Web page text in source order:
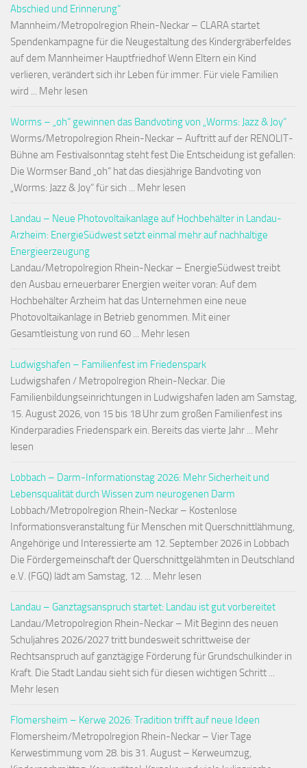
Abschied und Erinnerung“
Mannheim/Metropolregion Rhein-Neckar – CLARA startet
Spendenkampagne für die Neugestaltung des Kindergräberfeldes
auf dem Mannheimer Hauptfriedhof Wenn Eltern ein Kind
verlieren, verändert sich ihr Leben für immer. Für viele Familien
wird ... Mehr lesen
Worms – „oh“ gewinnen das Bandvoting von „Worms: Jazz & Joy“
Worms/Metropolregion Rhein-Neckar – Auftritt auf der RENOLIT-
Bühne am Festivalsonntag steht fest Die Entscheidung ist gefallen:
Die Wormser Band „oh“ hat das diesjährige Bandvoting von
„Worms: Jazz & Joy“ für sich ... Mehr lesen
Landau – Neue Photovoltaikanlage auf Hochbehälter in Landau-
Arzheim: EnergieSüdwest setzt einmal mehr auf nachhaltige
Energieerzeugung
Landau/Metropolregion Rhein-Neckar – EnergieSüdwest treibt
den Ausbau erneuerbarer Energien weiter voran: Auf dem
Hochbehälter Arzheim hat das Unternehmen eine neue
Photovoltaikanlage in Betrieb genommen. Mit einer
Gesamtleistung von rund 60 ... Mehr lesen
Ludwigshafen – Familienfest im Friedenspark
Ludwigshafen / Metropolregion Rhein-Neckar. Die
Familienbildungseinrichtungen in Ludwigshafen laden am Samstag,
15. August 2026, von 15 bis 18 Uhr zum großen Familienfest ins
Kinderparadies Friedenspark ein. Bereits das vierte Jahr ... Mehr
lesen
Lobbach – Darm-Informationstag 2026: Mehr Sicherheit und
Lebensqualität durch Wissen zum neurogenen Darm
Lobbach/Metropolregion Rhein-Neckar – Kostenlose
Informationsveranstaltung für Menschen mit Querschnittlähmung,
Angehörige und Interessierte am 12. September 2026 in Lobbach
Die Fördergemeinschaft der Querschnittgelähmten in Deutschland
e.V. (FGQ) lädt am Samstag, 12. ... Mehr lesen
Landau – Ganztagsanspruch startet: Landau ist gut vorbereitet
Landau/Metropolregion Rhein-Neckar – Mit Beginn des neuen
Schuljahres 2026/2027 tritt bundesweit schrittweise der
Rechtsanspruch auf ganztägige Förderung für Grundschulkinder in
Kraft. Die Stadt Landau sieht sich für diesen wichtigen Schritt ...
Mehr lesen
Flomersheim – Kerwe 2026: Tradition trifft auf neue Ideen
Flomersheim/Metropolregion Rhein-Neckar – Vier Tage
Kerwestimmung vom 28. bis 31. August – Kerweumzug,